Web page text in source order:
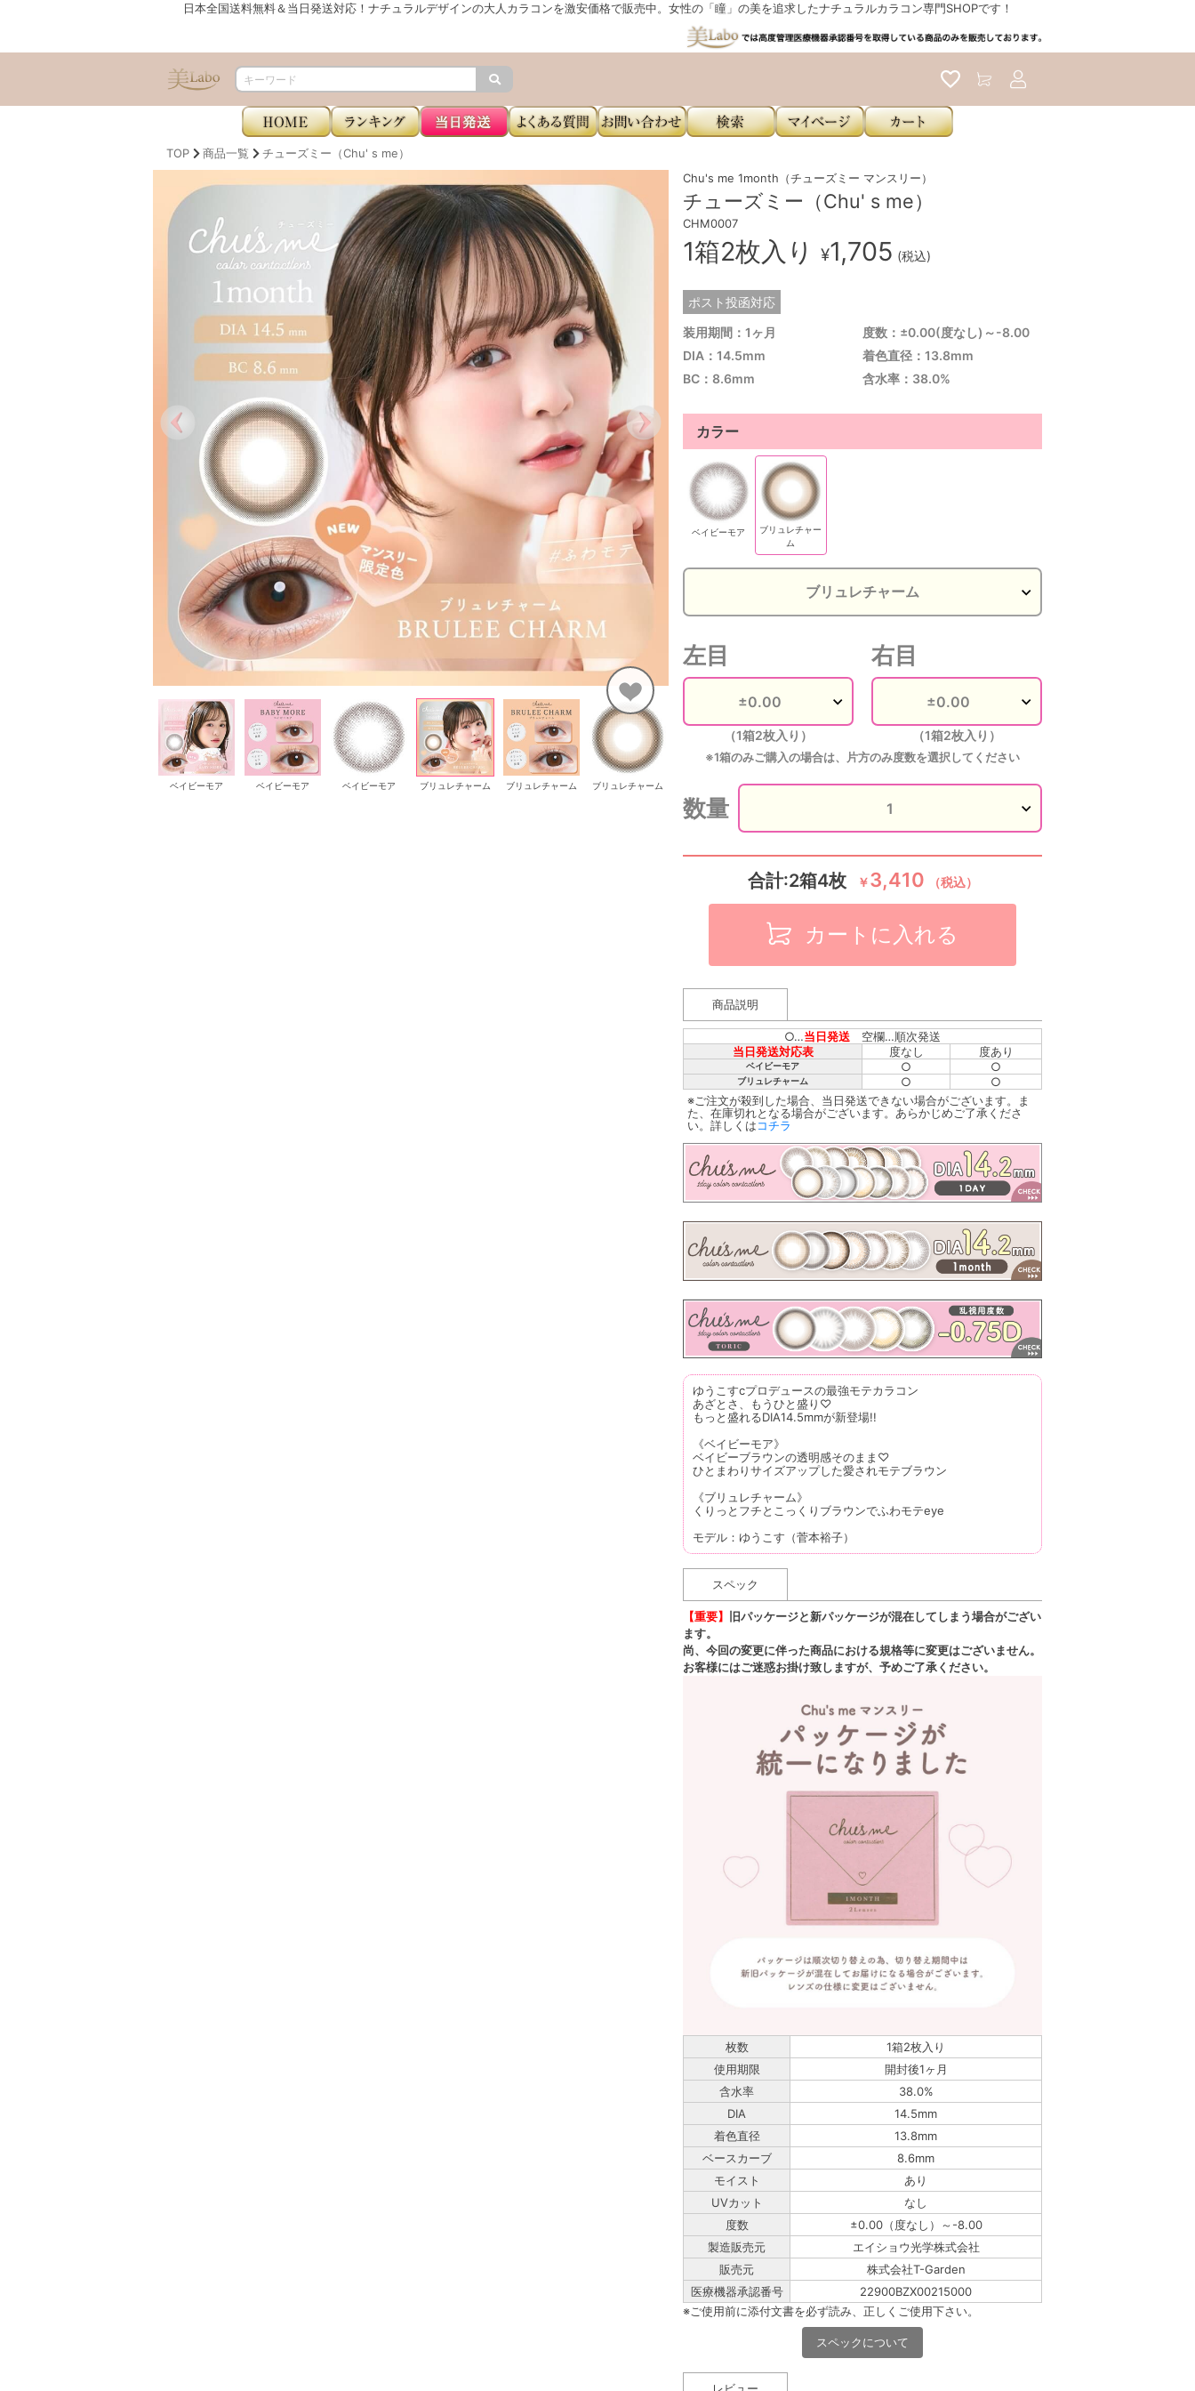
日本全国送料無料＆当日発送対応！ナチュラルデザインの大人カラコンを激安価格で販売中。女性の「瞳」の美を追求したナチュラルカラコン専門SHOPです！
TOP 商品一覧 チューズミー（Chu' s me）
ベイビーモア ベイビーモア ベイビーモア ブリュレチャーム ブリュレチャーム ブリュレチャーム
Chu's me 1month（チューズミー マンスリー）
チューズミー（Chu' s me）
CHM0007
1箱2枚入り ¥1,705 (税込)
ポスト投函対応
装用期間：1ヶ月
度数：±0.00(度なし)～-8.00
DIA：14.5mm
着色直径：13.8mm
BC：8.6mm
含水率：38.0%
カラー
ベイビーモア
ブリュレチャー
ム
左目
（1箱2枚入り）
右目
（1箱2枚入り）
※1箱のみご購入の場合は、片方のみ度数を選択してください
数量
合計:2箱4枚 ￥3,410 （税込）
カートに入れる
商品説明
○…当日発送 空欄…順次発送
当日発送対応表
度なし 度あり
ベイビーモア ○ ○
ブリュレチャーム ○
○
※ご注文が殺到した場合、当日発送できない場合がございます。ま
た、在庫切れとなる場合がございます。あらかじめご了承くださ
い。詳しくはコチラ
ゆうこすcプロデュースの最強モテカラコン
あざとさ、もうひと盛り♡
もっと盛れるDIA14.5mmが新登場!!
《ベイビーモア》
ベイビーブラウンの透明感そのまま♡
ひとまわりサイズアップした愛されモテブラウン
《ブリュレチャーム》
くりっとフチとこっくりブラウンでふわモテeye
モデル：ゆうこす（菅本裕子）
スペック
【重要】
旧パッケージと新パッケージが混在してしまう場合がござい
ます。
尚、今回の変更に伴った商品における規格等に変更はございません。
お客様にはご迷惑お掛け致しますが、予めご了承ください。
枚数
1箱2枚入り
使用期限
開封後1ヶ月
含水率
38.0%
DIA
14.5mm
着色直径
13.8mm
ベースカーブ
8.6mm
モイスト
あり
UVカット
なし
度数
±0.00（度なし）～-8.00
製造販売元
エイショウ光学株式会社
販売元
株式会社T-Garden
医療機器承認番号
22900BZX00215000
※ご使用前に添付文書を必ず読み、正しくご使用下さい。
スペックについて